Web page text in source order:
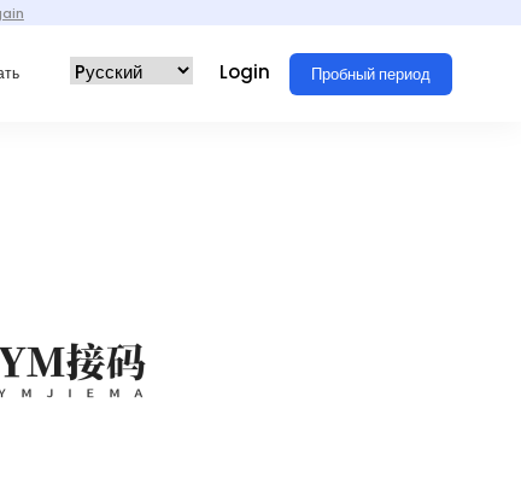
Login Пробный период